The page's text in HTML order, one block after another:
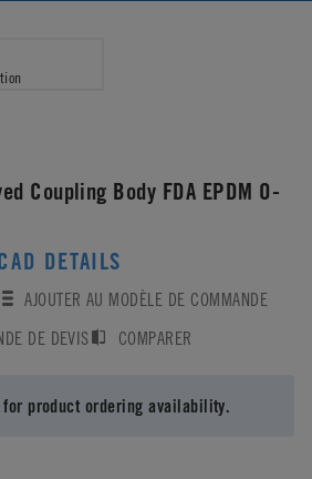
Coupling Body FDA EPDM O-
DETAILS
AJOUTER AU MODÈLE DE COMMANDE
DE DEVIS
COMPARER
for product ordering availability.